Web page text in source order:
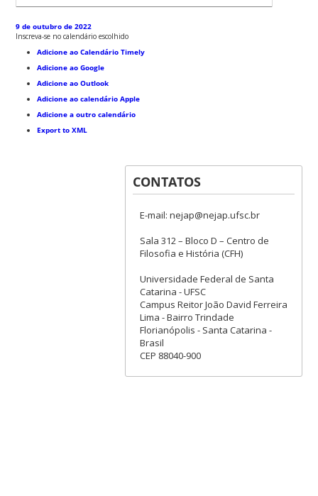
9 de outubro de 2022
Inscreva-se no calendário escolhido
Adicione ao Calendário Timely
Adicione ao Google
Adicione ao Outlook
Adicione ao calendário Apple
Adicione a outro calendário
Export to XML
CONTATOS
E-mail: nejap@nejap.ufsc.br
Sala 312 – Bloco D – Centro de
Filosofia e História (CFH)
Universidade Federal de Santa
Catarina - UFSC
Campus Reitor João David Ferreira
Lima - Bairro Trindade
Florianópolis - Santa Catarina -
Brasil
CEP 88040-900